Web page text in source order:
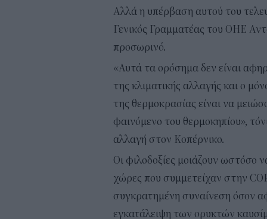
Αλλά η υπέρβαση αυτού του
Γενικός Γραμματέας του ΟΗΕ
προσωρινό.
«Αυτά τα ορόσημα δεν είναι
της κλιματικής αλλαγής και ο
της θερμοκρασίας είναι να
φαινόμενο του θερμοκηπίου»,
αλλαγή στον Κοπέρνικο.
Οι φιλοδοξίες μοιάζουν ωστόσο
χώρες που συμμετείχαν στην
συγκρατημένη συναίνεση όσον
εγκατάλειψη των ορυκτών